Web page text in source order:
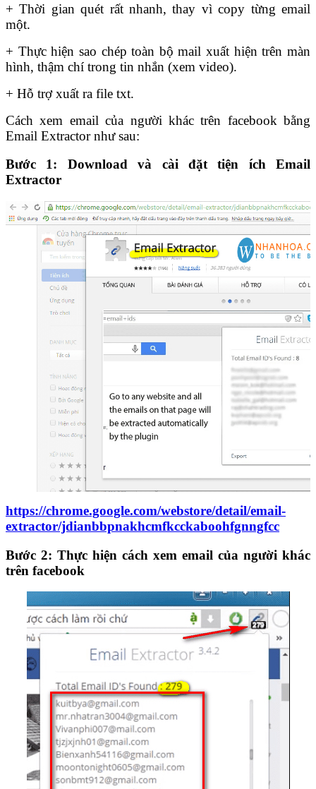
+ Thời gian quét rất nhanh, thay vì copy từng email
một.
+ Thực hiện sao chép toàn bộ mail xuất hiện trên màn
hình, thậm chí trong tin nhắn (xem video).
+ Hỗ trợ xuất ra file txt.
Cách xem email của người khác trên facebook bằng
Email Extractor như sau:
Bước 1: Download và cài đặt tiện ích Email
Extractor
https://chrome.google.com/webstore/detail/email-
extractor/jdianbbpnakhcmfkcckaboohfgnngfcc
Bước 2: Thực hiện cách xem email của người khác
trên facebook